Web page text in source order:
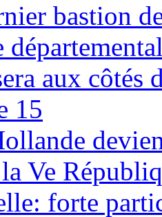
bastion
aux côtés
15
Ve
forte